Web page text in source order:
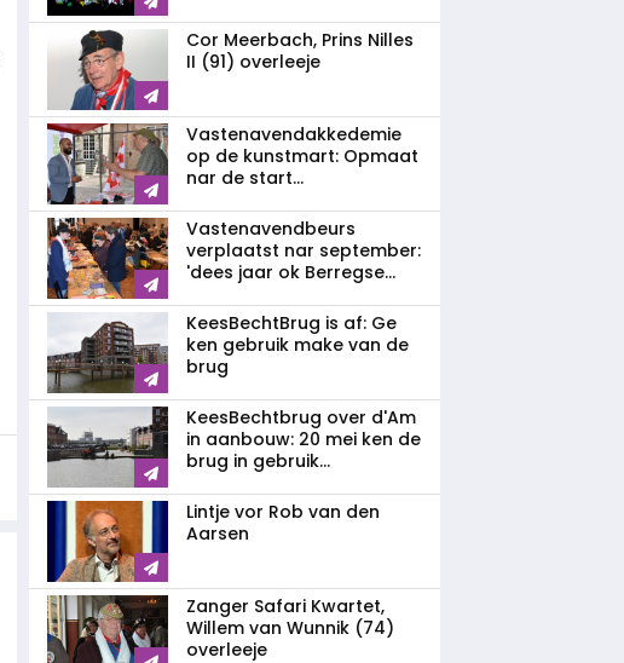
Cor Meerbach, Prins Nilles
II (91) overleeje
Vastenavend­akkedemie
op de kunstmart: Opmaat
nar de start...
Vastenavendbeurs
verplaatst nar september:
'dees jaar ok Berregse...
KeesBechtBrug is af: Ge
ken gebruik make van de
brug
KeesBechtbrug over d'Am
in aanbouw: 20 mei ken de
brug in gebruik...
Lintje vor Rob van den
Aarsen
Zanger Safari Kwartet,
Willem van Wunnik (74)
overleeje